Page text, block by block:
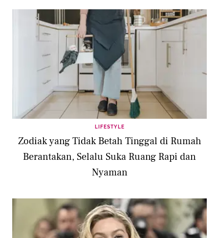
LIFESTYLE
Zodiak yang Tidak Betah Tinggal di Rumah
Berantakan, Selalu Suka Ruang Rapi dan
Nyaman